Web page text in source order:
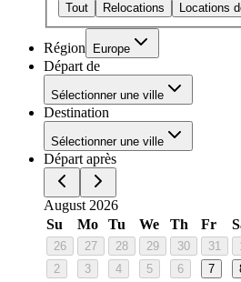
Tout Relocations Locations
Région Europe
Départ de
Sélectionner une ville
Destination
Sélectionner une ville
Départ après
August 2026
Su
Mo Tu We Th Fr
26 27 28 29 30 31
2
3 4 5 6 7